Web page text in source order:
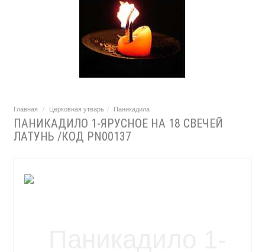
Главная Церковная утварь Паникадила
ПАНИКАДИЛО 1-ЯРУСНОЕ НА 18 СВЕЧЕЙ
ЛАТУНЬ /КОД PN00137